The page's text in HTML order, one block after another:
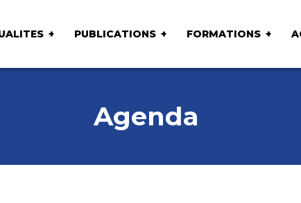
PUBLICATIONS FORMATIONS
Agenda